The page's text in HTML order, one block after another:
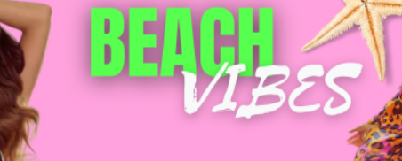
Zeptat se